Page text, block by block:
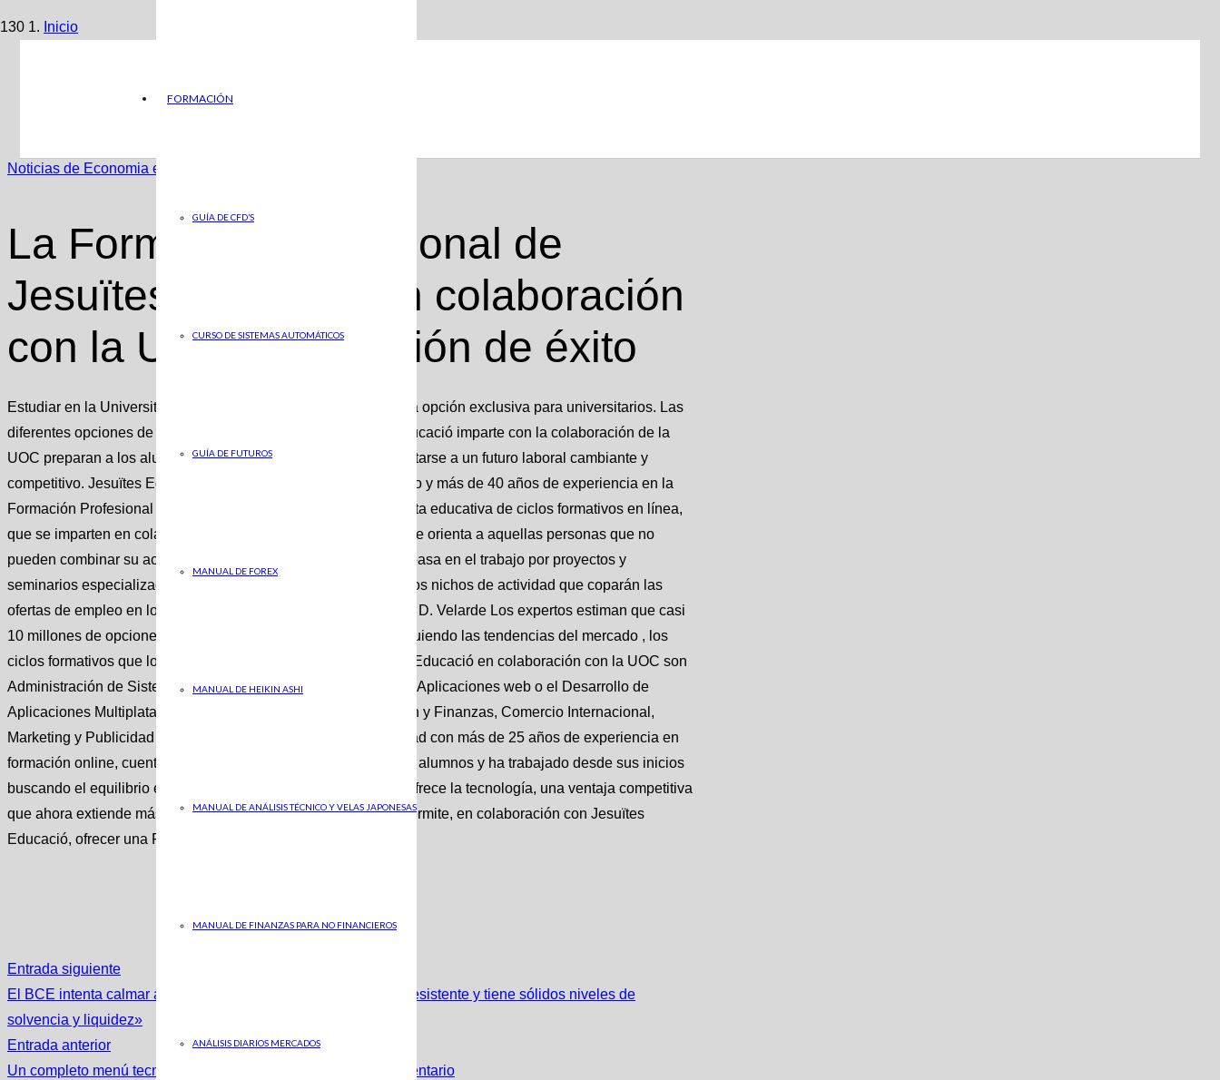
FORMACIÓN
GUÍA DE CFD’S
CURSO DE SISTEMAS AUTOMÁTICOS
GUÍA DE FUTUROS
MANUAL DE FOREX
MANUAL DE HEIKIN ASHI
MANUAL DE ANÁLISIS TÉCNICO Y VELAS JAPONESAS
MANUAL DE FINANZAS PARA NO FINANCIEROS
ANÁLISIS DIARIOS MERCADOS
Inicio
Noticias de Economia en ABC
La Formación profesional de
Jesuïtes Educació en colaboración
con la UOC, una opción de éxito
Estudiar en la Universitat Oberta de Catalunya (UOC) no es una opción exclusiva para universitarios. Las
diferentes opciones de Formación Profesional que Jesuïtes Educació imparte con la colaboración de la
UOC preparan a los alumnos de una forma práctica para enfrentarse a un futuro laboral cambiante y
competitivo. Jesuïtes Educació , una institución de gran prestigio y más de 40 años de experiencia en la
Formación Profesional presencial, también dispone de una oferta educativa de ciclos formativos en línea,
que se imparten en colaboración con la UOC . Esta propuesta se orienta a aquellas personas que no
pueden combinar su actividad con estudios presenciales, y se basa en el trabajo por proyectos y
seminarios especializados. Noticia Relacionada estandar No Los nichos de actividad que coparán las
ofertas de empleo en los próximos 10 años en España Gonzalo D. Velarde Los expertos estiman que casi
10 millones de opciones de trabajo se liberarán hasta 2030 Siguiendo las tendencias del mercado , los
ciclos formativos que los alumnos pueden estudiar en Jesuïtes Educació en colaboración con la UOC son
Administración de Sistemas Informáticos en Red, Desarrollo de Aplicaciones web o el Desarrollo de
Aplicaciones Multiplataforma, Integración Social, Administración y Finanzas, Comercio Internacional,
Marketing y Publicidad y Educación Infantil. La UOC, universidad con más de 25 años de experiencia en
formación online, cuenta con una comunidad de más de 87.000 alumnos y ha trabajado desde sus inicios
buscando el equilibrio entre la excelencia y la flexibilidad que ofrece la tecnología, una ventaja competitiva
que ahora extiende más allá del ámbito universitario y que le permite, en colaboración con Jesuïtes
Educació, ofrecer una Formación Profesional de éxito.
Entrada siguiente
El BCE intenta calmar a los mercados: «La banca europea es resistente y tiene sólidos niveles de
solvencia y liquidez»
Entrada anterior
Un completo menú tecnológico para plantar cara al fraude alimentario